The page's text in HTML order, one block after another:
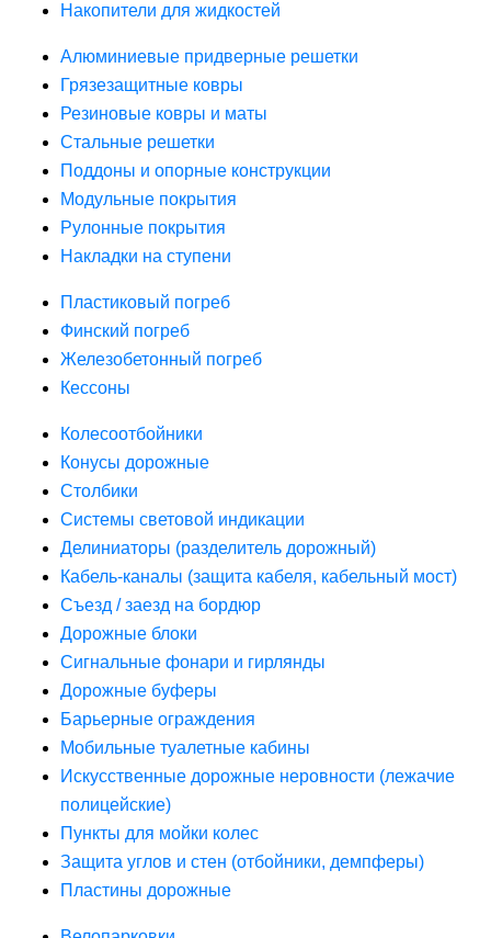
Накопители для жидкостей
Алюминиевые придверные решетки
Грязезащитные ковры
Резиновые ковры и маты
Стальные решетки
Поддоны и опорные конструкции
Модульные покрытия
Рулонные покрытия
Накладки на ступени
Пластиковый погреб
Финский погреб
Железобетонный погреб
Кессоны
Колесоотбойники
Конусы дорожные
Столбики
Системы световой индикации
Делиниаторы (разделитель дорожный)
Кабель-каналы (защита кабеля, кабельный мост)
Съезд / заезд на бордюр
Дорожные блоки
Сигнальные фонари и гирлянды
Дорожные буферы
Барьерные ограждения
Мобильные туалетные кабины
Искусственные дорожные неровности (лежачие
полицейские)
Пункты для мойки колес
Защита углов и стен (отбойники, демпферы)
Пластины дорожные